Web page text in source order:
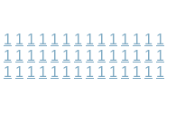
1 1 1 1 1 1 1 1 1 1 1 1 1 1
1 1 1 1 1 1 1 1 1 1 1 1 1 1
1 1 1 1 1 1 1 1 1 1 1 1 1 1